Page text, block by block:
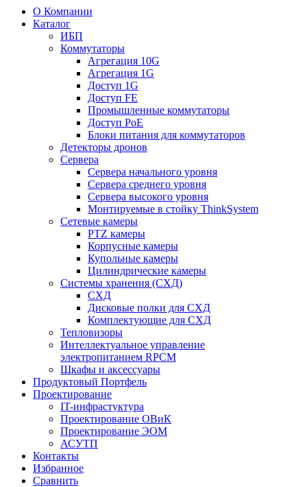
О Компании
Каталог
ИБП
Коммутаторы
Агрегация 10G
Агрегация 1G
Доступ 1G
Доступ FE
Промышленные коммутаторы
Доступ PoE
Блоки питания для коммутаторов
Детекторы дронов
Сервера
Сервера начального уровня
Сервера среднего уровня
Сервера высокого уровня
Монтируемые в стойку ThinkSystem
Сетевые камеры
PTZ камеры
Корпусные камеры
Купольные камеры
Цилиндрические камеры
Системы хранения (СХД)
СХД
Дисковые полки для СХД
Комплектующие для СХД
Тепловизоры
Интеллектуальное управление
электропитанием RPCM
Шкафы и аксессуары
Продуктовый Портфель
Проектирование
IT-инфрастуктура
Проектирование ОВиК
Проектирование ЭОМ
АСУТП
Контакты
Избранное
Сравнить